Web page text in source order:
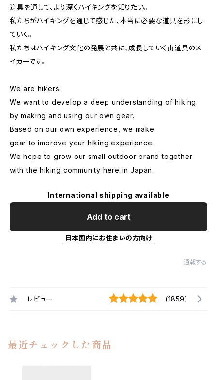
道具を通して、より深くハイキングを知りたい。
私たちがハイキングを通じて感じた、本当に必要な道具を形にし
ていく。
私たちはハイキング文化の発展と共に、成長していく山道具のメ
イカーです。
We are hikers.
We want to develop a deep understanding of hiking
by making and using our own gear.
Based on our own experience, we make
gear to improve your hiking experience.
We hope to grow our small outdoor brand together
with the hiking community here in Japan.
International shipping available
Add to cart
日本国内にお住まいの方向け
通報する
レビュー (1859)
最近チェックした商品